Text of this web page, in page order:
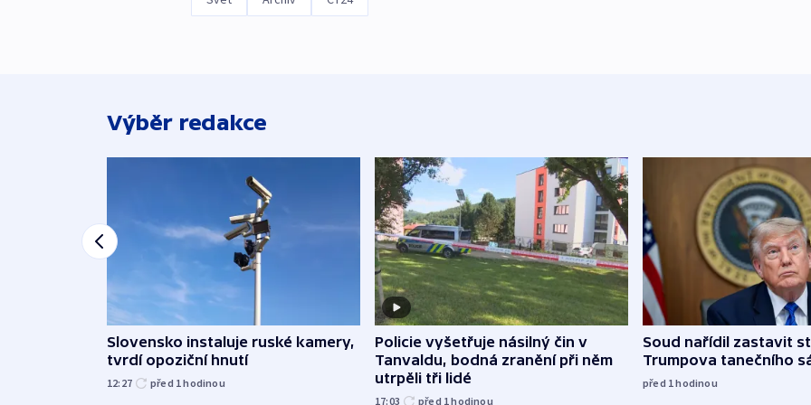
Výběr redakce
Slovensko instaluje ruské kamery,
tvrdí opoziční hnutí
12:27 před 1hodinou
Policie vyšetřuje násilný čin v
Tanvaldu, bodná zranění při něm
utrpěli tři lidé
17:03 před 1hodinou
Soud nařídil zastavit
Trumpova tanečního
před 1hodinou